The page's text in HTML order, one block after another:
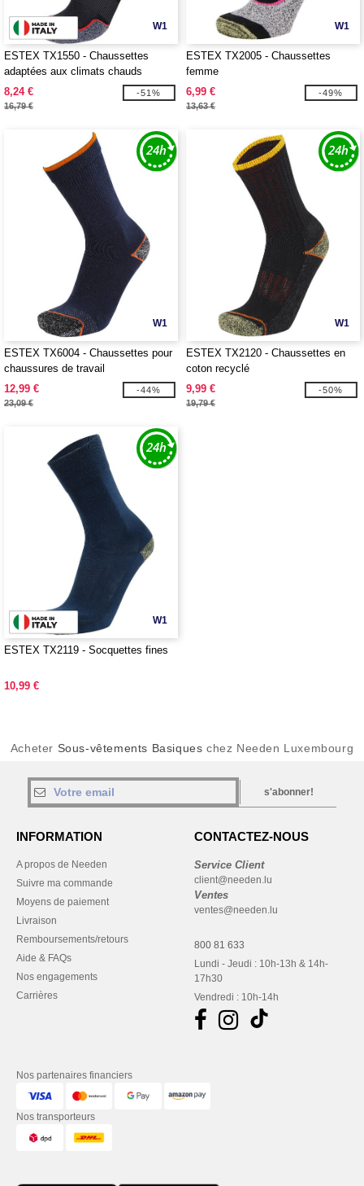
W1
ESTEX TX1550 - Chaussettes
adaptées aux climats chauds
8,24 €
16,79 €
-51%
W1
ESTEX TX2005 - Chaussettes
femme
6,99 €
13,63 €
-49%
W1
ESTEX TX6004 - Chaussettes pour
chaussures de travail
12,99 €
23,09 €
-44%
W1
ESTEX TX2120 - Chaussettes en
coton recyclé
9,99 €
19,79 €
-50%
W1
ESTEX TX2119 - Socquettes fines
10,99 €
Acheter Sous-vêtements Basiques chez Needen Luxembourg
s'abonner!
INFORMATION
A propos de Needen
Suivre ma commande
Moyens de paiement
Livraison
Remboursements/retours
Aide & FAQs
Nos engagements
Carrières
CONTACTEZ-NOUS
Service Client
client@needen.lu
Ventes
ventes@needen.lu
800 81 633
Lundi - Jeudi : 10h-13h & 14h-
17h30
Vendredi : 10h-14h
Nos partenaires financiers
Nos transporteurs